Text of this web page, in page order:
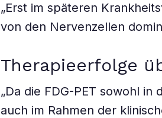
„Erst im späteren
von den Nervenzellen
Therapieerfolge
„Da die FDG-PET sowohl
auch im Rahmen der